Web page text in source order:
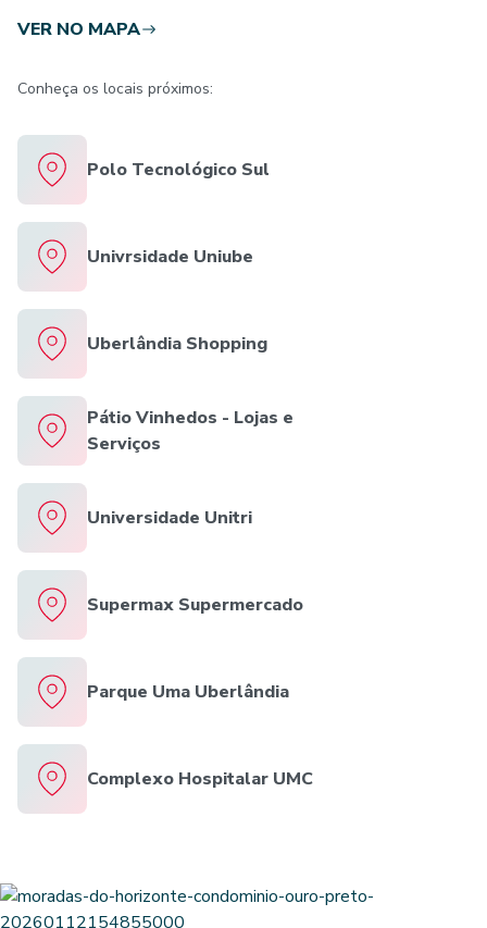
VER NO MAPA
Conheça os locais próximos:
Polo Tecnológico Sul
Univrsidade Uniube
Uberlândia Shopping
Pátio Vinhedos - Lojas e
Serviços
Universidade Unitri
Supermax Supermercado
Parque Uma Uberlândia
Complexo Hospitalar UMC